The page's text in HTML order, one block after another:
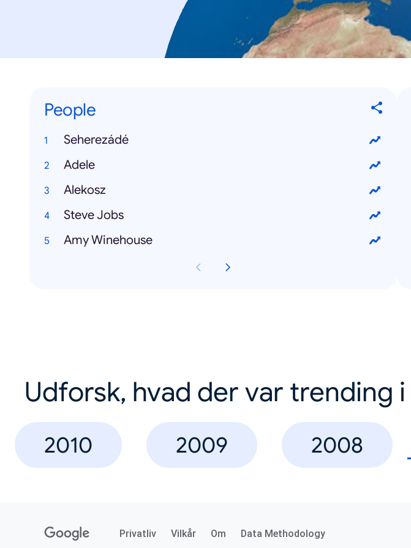
People
Seherezádé
Adele
Alekosz
Steve Jobs
Amy Winehouse
Udforsk, hvad der var trending i
2010 2009 2008
Privatliv Vilkår Om Data Methodology